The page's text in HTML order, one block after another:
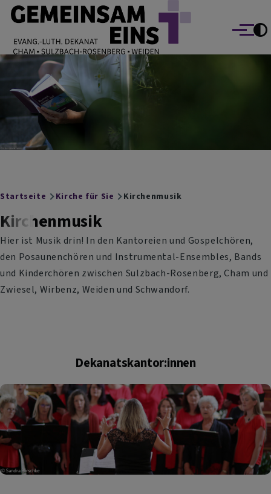
Direkt zum Inhalt
EVANG.-LUTH. DEKANAT GEMEINSAM EINS
Cham Sulzbach-Rosenberg Weiden
Menü
Breadcrumb
Startseite Kirche für Sie Kirchenmusik
Kirchenmusik
Hier ist Musik drin! In den Kantoreien und Gospelchören,
den Posaunenchören und Instrumental-Ensembles, Bands
und Kinderchören zwischen Sulzbach-Rosenberg, Cham und
Zwiesel, Wirbenz, Weiden und Schwandorf.
Dekanatskantor:innen